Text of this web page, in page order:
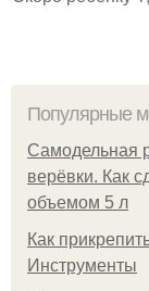
Популярные
Самодельная
верёвки. Как
объемом 5 л
Как
Инструменты